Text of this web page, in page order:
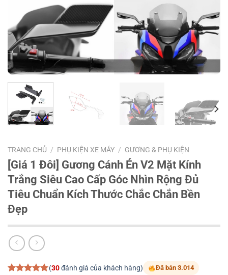
TRANG CHỦ / PHỤ KIỆN XE MÁY / GƯƠNG & PHỤ KIỆN
[Giá 1 Đôi] Gương Cánh Én V2 Mặt Kính
Trắng Siêu Cao Cấp Góc Nhìn Rộng Đủ
Tiêu Chuẩn Kích Thước Chắc Chắn Bền
Đẹp
(30đánh giá của khách hàng) Đã bán 3.014